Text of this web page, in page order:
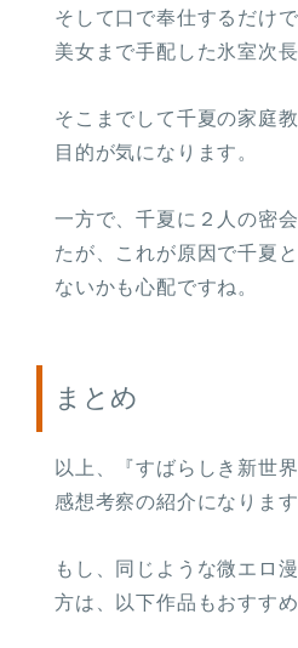
そして口で奉仕するだけ
美女まで手配した氷室次長
そこまでして千夏の家庭
目的が気になります。
一方で、千夏に２人の密
たが、これが原因で千夏
ないかも心配ですね。
まとめ
以上、『すばらしき新世
感想考察の紹介になります
もし、同じような微エロ
方は、以下作品もおすす